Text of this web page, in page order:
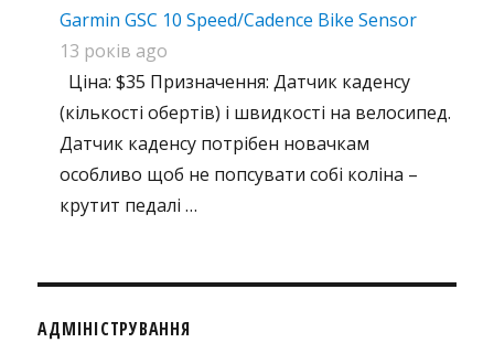
Garmin GSC 10 Speed/Cadence Bike Sensor
13 років ago
Ціна: $35 Призначення: Датчик каденсу
(кількості обертів) і швидкості на велосипед.
Датчик каденсу потрібен новачкам
особливо щоб не попсувати собі коліна –
крутит педалі …
АДМІНІСТРУВАННЯ